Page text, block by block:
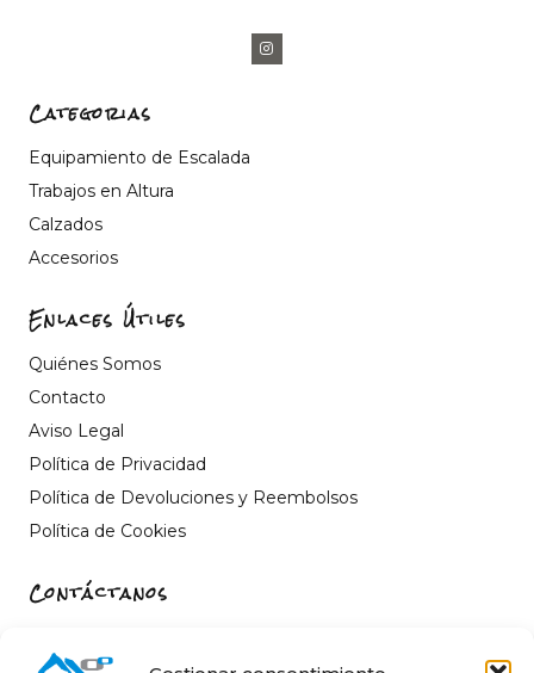
Categorias
Equipamiento de Escalada
Trabajos en Altura
Calzados
Accesorios
Enlaces Útiles
Quiénes Somos
Contacto
Aviso Legal
Política de Privacidad
Política de Devoluciones y Reembolsos
Política de Cookies
Contáctanos
Castelló